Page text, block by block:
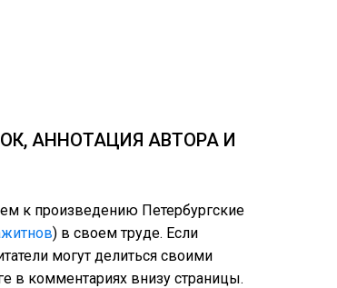
АННОТАЦИЯ АВТОРА И
к произведению Петербургские
) в своем труде. Если
могут делиться своими
в комментариях внизу страницы.